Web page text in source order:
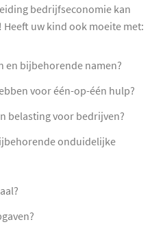
bedrijfseconomie kan
uw kind ook moeite met:
en bijbehorende namen?
voor één-op-één hulp?
belasting voor bedrijven?
onduidelijke